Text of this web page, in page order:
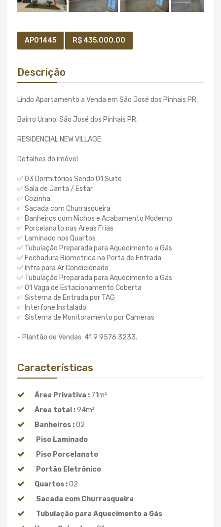
AP01445 R$ 435.000,00
Descrição
Lindo Apartamento a Venda em São José dos Pinhais PR.
Bairro Urano, São José dos Pinhais PR.
RESIDENCIAL NEW VILLAGE:
Detalhes do imóvel:
✅ 03 Dormitórios Sendo 01 Suite
✅ Sala de Janta / Estar
✅ Cozinha
✅ Sacada com Churrasqueira
✅ Banheiros com Nichos e Acabamento Moderno
✅ Porcelanato nas Areas Frias
✅ Laminado nos Quartos
✅ Tubulação Preparada para Aquecimento a Gás
✅ Fechadura Biometrica na Porta de Entrada
✅ Infra para Ar Condicionado
✅ Tubulação Preparada para Aquecimento a Gás
✅ 01 Vaga de Estacionamento Coberta
✅ Sistema de Entrada por TAG
✅ Interfone Instalado
✅ Sistema de Monitoramento por Cameras
- Plantão de Vendas: 41 9 9576 3233.
Características
Área Privativa : 71m²
Área total :94m²
Banheiros :02
Piso Laminado
Piso Porcelanato
Portão Eletrônico
Quartos :02
Sacada com Churrasqueira
Tubulação para Aquecimento a Gás